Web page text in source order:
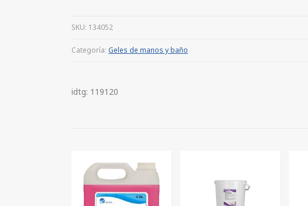
SKU: 134052
Categoría: Geles de manos y baño
idtg: 119120